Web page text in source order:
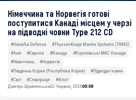
Німеччина та Норвегія готові
поступитися Канаді місцем у черзі
на підводні човни Type 212 CD
#Hanwha Defense
#ThyssenKrupp Marine Systems (TKMS)
#Азія
#Європа #Канада
#Королівські ВМС Канади
#Німеччина
#Норвегія
#Південна Корея (Республіка Корея)
#Підводні човни
#Світ
#Співпраця
#Флот
Дмитро Шумлянський2 Червня, 202600:08